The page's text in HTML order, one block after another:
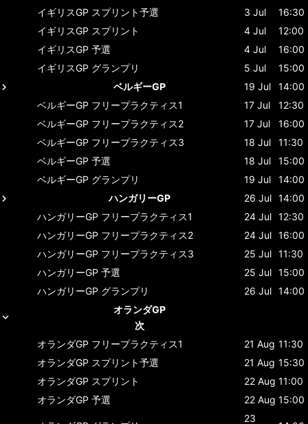
イギリスGP スプリント予選 3 Jul
16:30
イギリスGP スプリント 4 Jul
12:00
イギリスGP 予選 4 Jul
16:00
イギリスGP グランプリ 5 Jul
15:00
ベルギーGP
19 Jul
14:00
ベルギーGP フリープラクティス1 17 Jul
12:30
ベルギーGP フリープラクティス2 17 Jul
16:00
ベルギーGP フリープラクティス3 18 Jul
11:30
ベルギーGP 予選 18 Jul
15:00
ベルギーGP グランプリ 19 Jul
14:00
ハンガリーGP
26 Jul 14:00
ハンガリーGP フリープラクティス1 24 Jul 12:30
ハンガリーGP フリープラクティス2 24 Jul 16:00
ハンガリーGP フリープラクティス3 25 Jul 11:30
ハンガリーGP 予選 25 Jul 15:00
ハンガリーGP グランプリ 26 Jul 14:00
オランダGP
次
オランダGP フリープラクティス1 21 Aug 11:30
オランダGP スプリント予選 21 Aug 15:30
オランダGP スプリント 22 Aug 11:00
オランダGP 予選 22 Aug 15:00
23